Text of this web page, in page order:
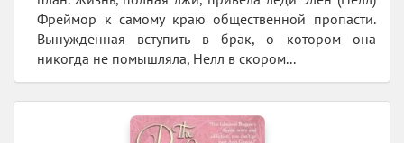
Фреймор к самому краю общественной пропасти.
Вынужденная вступить в брак, о котором она
никогда не помышляла, Нелл в скором...